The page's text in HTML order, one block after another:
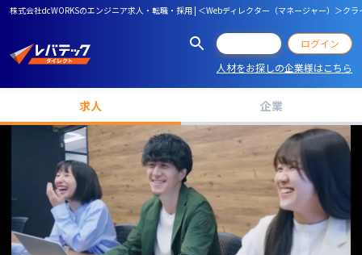
株式会社dcWORKSのエンジニア求人・転職・採用 | ＜Webディレクター（マネージャー）＞
ログイン
人材をお探しの企業様はこちら
求人 企業